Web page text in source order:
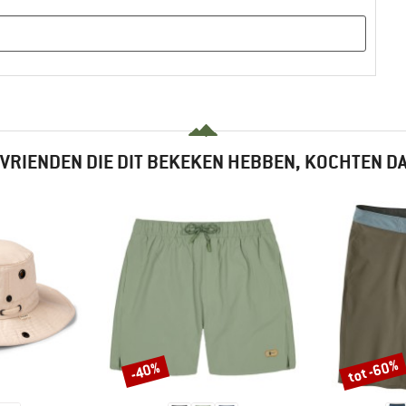
DIE DIT BEKEKEN HEBBEN, KOCHTEN
Korting
-40% Korting
tot -60%